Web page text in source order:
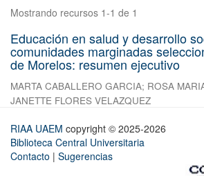
Mostrando recursos 1-1 de 1
Educación en salud y desarrollo
comunidades marginadas
de Morelos: resumen ejecutivo
MARTA CABALLERO GARCIA; ROSA
JANETTE FLORES VELAZQUEZ
RIAA UAEM copyright © 2025-2026
Biblioteca Central Universitaria
Contacto | Sugerencias